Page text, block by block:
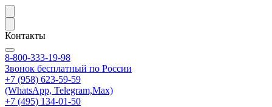
Контакты
8-800-333-19-98
Звонок бесплатный по России
+7 (958) 623-59-59
(WhatsApp, Telegram,Max)
+7 (495) 134-01-50